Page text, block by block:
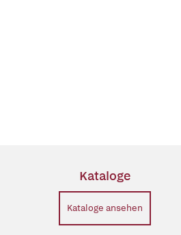
Kataloge
Kataloge ansehen